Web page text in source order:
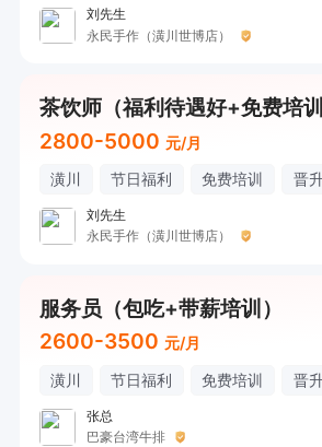
刘先生
永民手作（潢川世博店）
茶饮师（福利待遇好+免费培训
2800-5000 元/月
潢川 节日福利 免费培训 晋
刘先生
永民手作（潢川世博店）
服务员（包吃+带薪培训）
2600-3500 元/月
潢川 节日福利 免费培训 晋
张总
巴豪台湾牛排